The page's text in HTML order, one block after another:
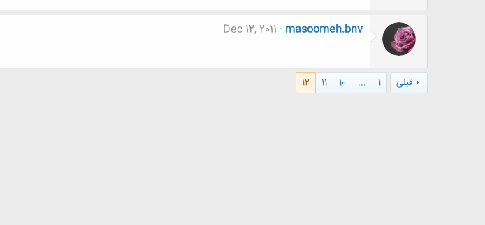
masoomeh.bnv
Dec 12, 2011
قبلی 1
...
10
11
12